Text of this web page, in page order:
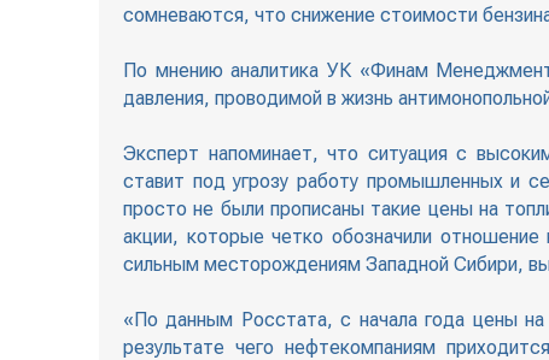
сомневаются, что снижение стоимости
По мнению аналитика УК «Финам
давления, проводимой в жизнь
Эксперт напоминает, что ситуация с
ставит под угрозу работу промышленных и
просто не были прописаны такие цены на
акции, которые четко обозначили
сильным месторождениям Западной Сибири,
«По данным Росстата, с начала года цены
результате чего нефтекомпаниям